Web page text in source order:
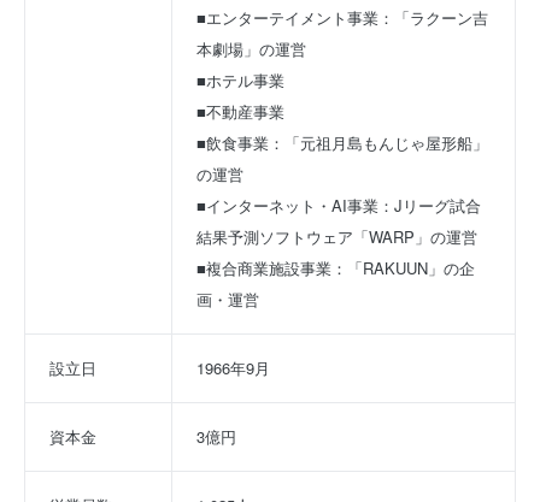
■エンターテイメント事業：「ラクーン吉
本劇場」の運営
■ホテル事業
■不動産事業
■飲食事業：「元祖月島もんじゃ屋形船」
の運営
■インターネット・AI事業：Jリーグ試合
結果予測ソフトウェア「WARP」の運営
■複合商業施設事業：「RAKUUN」の企
画・運営
設立日 1966年9月
資本金 3億円